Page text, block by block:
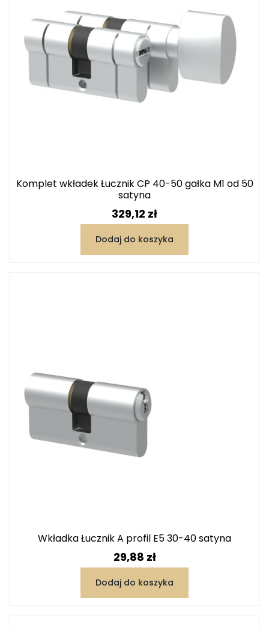
Komplet wkładek Łucznik CP 40-50 gałka M1 od 50
satyna
Cena
329,12 zł
Dodaj do koszyka
Wkładka Łucznik A profil E5 30-40 satyna
Cena
29,88 zł
Dodaj do koszyka